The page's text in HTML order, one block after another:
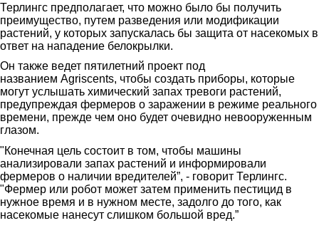
Терлингс предполагает, что можно было бы получить
преимущество, путем разведения или модификации
растений, у которых запускалась бы защита от насекомых в
ответ на нападение белокрылки.
Он также ведет пятилетний проект под
названием Agriscents, чтобы создать приборы, которые
могут услышать химический запах тревоги растений,
предупреждая фермеров о заражении в режиме реального
времени, прежде чем оно будет очевидно невооруженным
глазом.
"Конечная цель состоит в том, чтобы машины
анализировали запах растений и информировали
фермеров о наличии вредителей”, - говорит Терлингс.
"Фермер или робот может затем применить пестицид в
нужное время и в нужном месте, задолго до того, как
насекомые нанесут слишком большой вред.”